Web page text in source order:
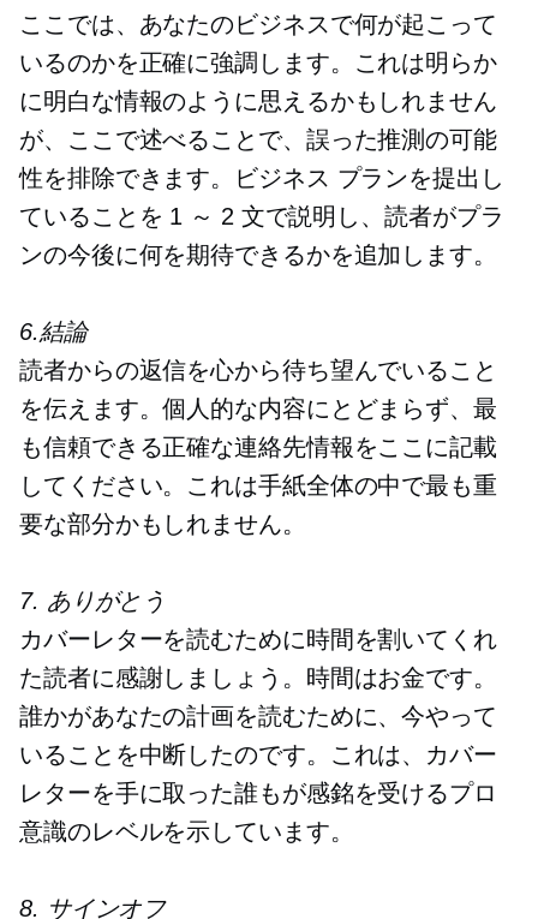
ここでは、あなたのビジネスで何が起こって
いるのかを正確に強調します。これは明らか
に明白な情報のように思えるかもしれません
が、ここで述べることで、誤った推測の可能
性を排除できます。ビジネス プランを提出し
ていることを 1 ～ 2 文で説明し、読者がプラ
ンの今後に何を期待できるかを追加します。
6.結論
読者からの返信を心から待ち望んでいること
を伝えます。個人的な内容にとどまらず、最
も信頼できる正確な連絡先情報をここに記載
してください。これは手紙全体の中で最も重
要な部分かもしれません。
7. ありがとう
カバーレターを読むために時間を割いてくれ
た読者に感謝しましょう。時間はお金です。
誰かがあなたの計画を読むために、今やって
いることを中断したのです。これは、カバー
レターを手に取った誰もが感銘を受けるプロ
意識のレベルを示しています。
8. サインオフ